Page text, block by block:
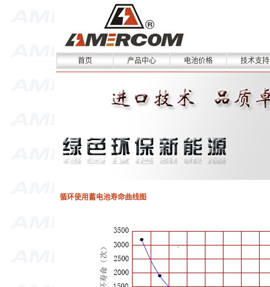
首页 产品中心 电池价格 技术支持
循环使用蓄电池寿命曲线图